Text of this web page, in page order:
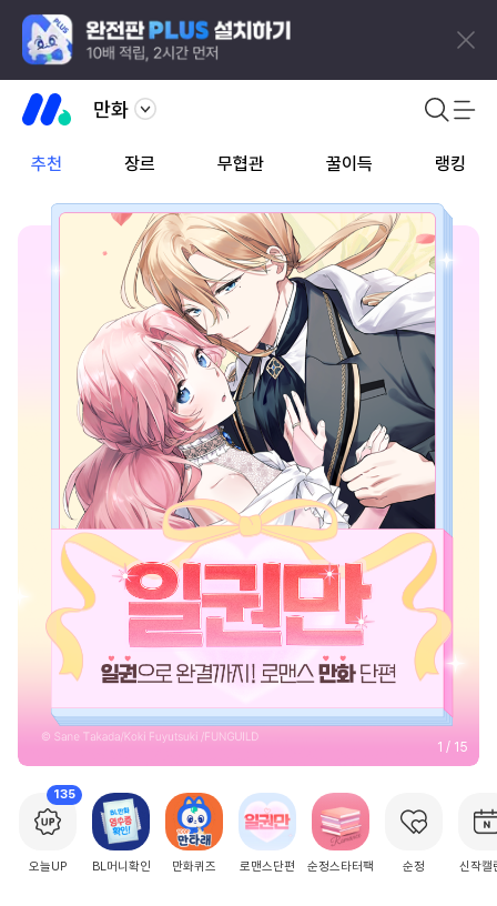
만화
추천 장르 무협관 꿀이득 랭킹
2 / 15
135
오늘UP BL머니확인 만화퀴즈 로맨스단편 순정스타터팩 순정 신작캘